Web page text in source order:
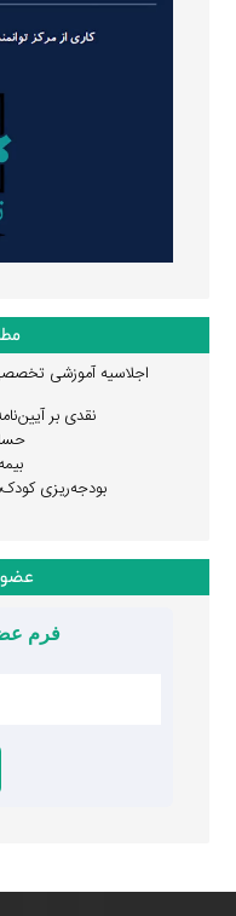
اجلاسیه آموزشی
نقدی بر
بودجه‌ریزی
فرم